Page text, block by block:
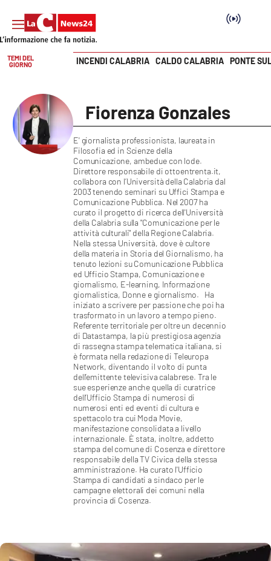
SEZIONI
Cronaca
Politica
Economia e lavoro
Italia Mondo
Vai
TEMI DEL
GIORNO
INCENDI CALABRIA CALDO CALABRIA PONTE
Fiorenza Gonzales
E' giornalista professionista, laureata in
Filosofia ed in Scienze della
Comunicazione, ambedue con lode.
Direttore responsabile di ottoentrenta.it,
collabora con l’Università della Calabria dal
2003 tenendo seminari su Uffici Stampa e
Comunicazione Pubblica. Nel 2007 ha
curato il progetto di ricerca dell'Università
della Calabria sulla "Comunicazione per le
attività culturali" della Regione Calabria.
Nella stessa Università, dove è cultore
della materia in Storia del Giornalismo, ha
tenuto lezioni su Comunicazione Pubblica
ed Ufficio Stampa, Comunicazione e
giornalismo, E-learning, Informazione
giornalistica, Donne e giornalismo.
Ha
iniziato a scrivere per passione che poi ha
trasformato in un lavoro a tempo pieno.
Referente territoriale per oltre un decennio
di Datastampa, la più prestigiosa agenzia
di rassegna stampa telematica italiana, si
è formata nella redazione di Teleuropa
Network, diventando il volto di punta
dell’emittente televisiva calabrese. Tra le
sue esperienze anche quella di curatrice
dell’Ufficio Stampa di numerosi di
numerosi enti ed eventi di cultura e
spettacolo tra cui Moda Movie,
manifestazione consolidata a livello
internazionale. È stata, inoltre, addetto
stampa del comune di Cosenza e direttore
responsabile della TV Civica della stessa
amministrazione. Ha curato l'Ufficio
Stampa di candidati a sindaco per le
campagne elettorali dei comuni nella
provincia di Cosenza.